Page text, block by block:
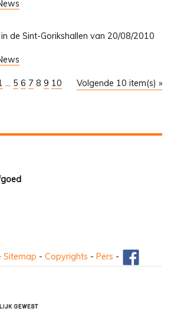
de Sint-Gorikshallen van 20/08/2010
Volgende 10 item(s) »
... 5 6 7 8 9 10
Sitemap - Copyrights - Pers -